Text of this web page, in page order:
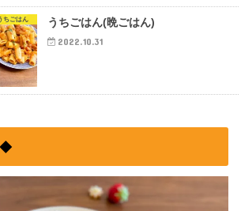
ちごはん うちごはん(晩ごはん)
2022.10.31
◆